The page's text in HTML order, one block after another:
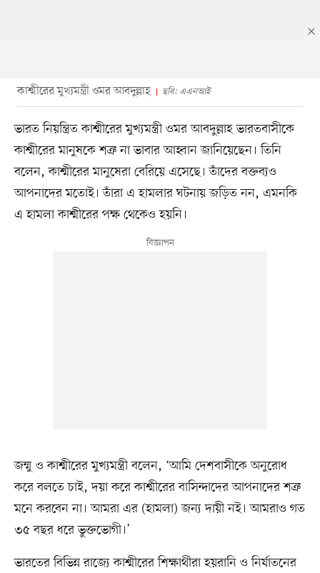
কাশ্মীরের মুখ্যমন্ত্রী ওমর আবদুল্লাহ ছবি: এএনআই
ভারত নিয়ন্ত্রিত কাশ্মীরের মুখ্যমন্ত্রী ওমর আবদুল্লাহ ভারতবাসীকে
কাশ্মীরের মানুষকে শত্রু না ভাবার আহ্বান জানিয়েছেন। তিনি
বলেন, কাশ্মীরের মানুষেরা বেরিয়ে এসেছে। তাঁদের বক্তব্যও
আপনাদের মতোই। তাঁরা এ হামলার ঘটনায় জড়িত নন, এমনকি
এ হামলা কাশ্মীরের পক্ষ থেকেও হয়নি।
জম্মু ও কাশ্মীরের মুখ্যমন্ত্রী বলেন, ‘আমি দেশবাসীকে অনুরোধ
করে বলতে চাই, দয়া করে কাশ্মীরের বাসিন্দাদের আপনাদের শত্রু
মনে করবেন না। আমরা এর (হামলা) জন্য দায়ী নই। আমরাও গত
৩৫ বছর ধরে ভুক্তভোগী।’
ভারতের বিভিন্ন রাজ্যে কাশ্মীরের শিক্ষার্থীরা হয়রানি ও নির্যাতনের